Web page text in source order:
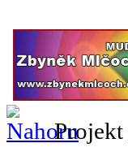
Projekt